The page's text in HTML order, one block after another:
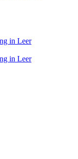
in Leer
in Leer